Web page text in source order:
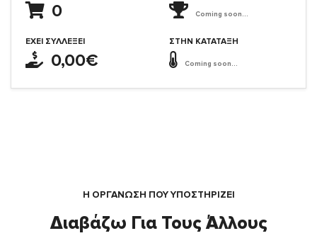
0
ΈΧΕΙ ΣΥΛΛΈΞΕΙ
0,00€
Coming soon...
ΣΤΗΝ ΚΑΤΆΤΑΞΗ
Coming soon...
Η ΟΡΓΆΝΩΣΗ ΠΟΥ ΥΠΟΣΤΗΡΙΖΕΙ
Διαβάζω Για Τους Άλλους